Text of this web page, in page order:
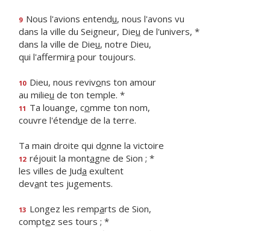
9 Nous l'avions entendu, nous l'avons vu
dans la ville du Seigneur, Dieu de l'univers, *
dans la ville de Dieu, notre Dieu,
qui l'affermira pour toujours.
10 Dieu, nous revivons ton amour
au milieu de ton temple. *
11 Ta louange, comme ton nom,
couvre l'étendue de la terre.
Ta main droite qui donne la victoire
12 réjouit la montagne de Sion ; *
les villes de Juda exultent
devant tes jugements.
13 Longez les remparts de Sion,
comptez ses tours ; *